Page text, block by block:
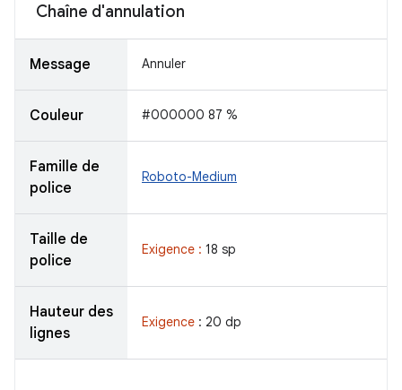
Chaîne d'annulation
Message Annuler
Couleur #000000 87 %
Famille de
police
Roboto-Medium
Taille de
police
Exigence : 18 sp
Hauteur des
lignes
Exigence : 20 dp